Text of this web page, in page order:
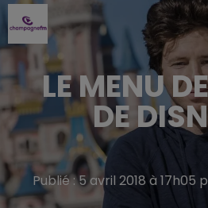
LE MENU
DE
Publié : 5 avril 2018 à 17h05